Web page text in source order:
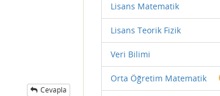
Cevapla
Lisans Matematik
Lisans Teorik Fizik
Veri Bilimi
Orta Öğretim Matematik